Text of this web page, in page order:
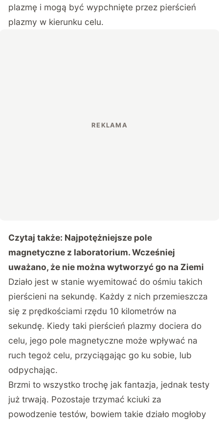
plazmę i mogą być wypchnięte przez pierścień
plazmy w kierunku celu.
Czytaj także: Najpotężniejsze pole
magnetyczne z laboratorium. Wcześniej
uważano, że nie można wytworzyć go na Ziemi
Działo jest w stanie wyemitować do ośmiu takich
pierścieni na sekundę. Każdy z nich przemieszcza
się z prędkościami rzędu 10 kilometrów na
sekundę. Kiedy taki pierścień plazmy dociera do
celu, jego pole magnetyczne może wpływać na
ruch tegoż celu, przyciągając go ku sobie, lub
odpychając.
Brzmi to wszystko trochę jak fantazja, jednak testy
już trwają. Pozostaje trzymać kciuki za
powodzenie testów, bowiem takie działo mogłoby